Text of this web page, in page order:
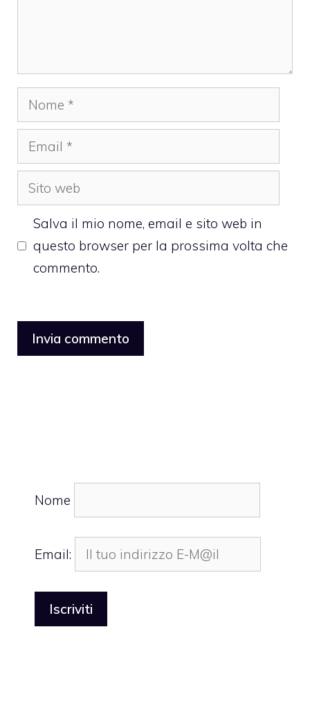
Nome
Email
Sito
web
Salva il mio nome, email e sito web in
questo browser per la prossima volta che
commento.
Nome
Email: